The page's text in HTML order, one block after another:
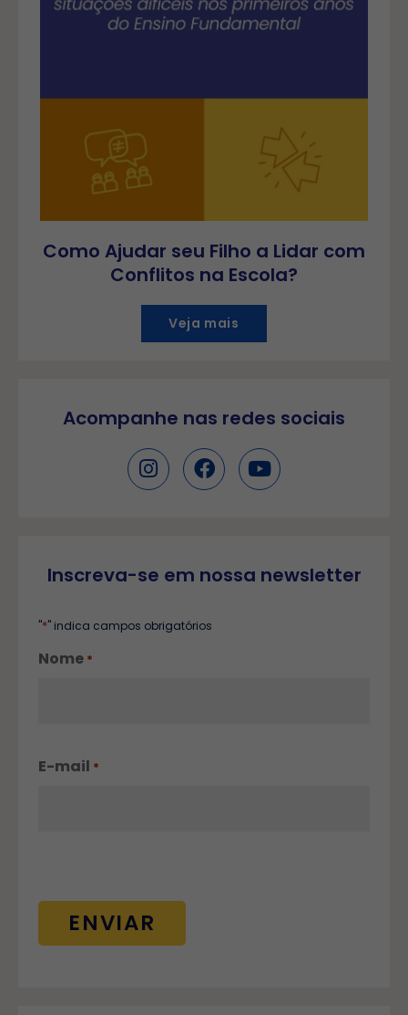
Como Ajudar seu Filho a Lidar com
Conflitos na Escola?
Veja mais
Acompanhe nas redes sociais
Inscreva-se em nossa newsletter
"*" indica campos obrigatórios
Nome *
E-mail *